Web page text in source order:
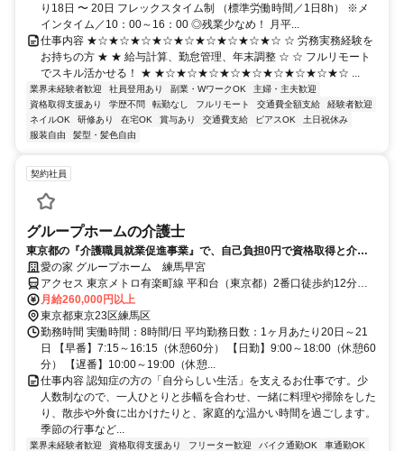
り18日 〜 20日 フレックスタイム制 （標準労働時間／1日8h） ※メ
インタイム／10：00～16：00 ◎残業少なめ！ 月平...
仕事内容 ★☆★☆★☆★☆★☆★☆★☆★☆★☆ ☆ 労務実務経験を
お持ちの方 ★ ★ 給与計算、勤怠管理、年末調整 ☆ ☆ フルリモート
でスキル活かせる！ ★ ★☆★☆★☆★☆★☆★☆★☆★☆★☆ ...
業界未経験者歓迎 社員登用あり 副業・WワークOK
主婦・主夫歓迎
資格取得支援あり
学歴不問 転勤なし フルリモート 交通費全額支給
経験者歓迎
ネイルOK
研修あり 在宅OK 賞与あり 交通費支給 ピアスOK
土日祝休み
服装自由
髪型・髪色自由
契約社員
グループホームの介護士
東京都の『介護職員就業促進事業』で、自己負担0円で資格取得と介護
の仕事をスタートしよう
愛の家 グループホーム 練馬早宮
アクセス 東京メトロ有楽町線 平和台（東京都）2番口徒歩約12分、
西武豊島線/西武池袋線 豊島園〔西武線〕徒歩約13分、都営大江戸線
豊島園〔大江戸線〕A2口徒歩約13分 東京メトロ有楽町線「平和台
駅」より徒歩13分
月給260,000円以上
東京都東京23区練馬区
勤務時間 実働時間：8時間/日 平均勤務日数：1ヶ月あたり20日～21
日 【早番】7:15～16:15（休憩60分） 【日勤】9:00～18:00（休憩60
分） 【遅番】10:00～19:00（休憩...
仕事内容 認知症の方の「自分らしい生活」を支えるお仕事です。少
人数制なので、一人ひとりと歩幅を合わせ、一緒に料理や掃除をした
り、散歩や外食に出かけたりと、家庭的な温かい時間を過ごします。
季節の行事など...
業界未経験者歓迎 資格取得支援あり フリーター歓迎 バイク通勤OK
車通勤OK